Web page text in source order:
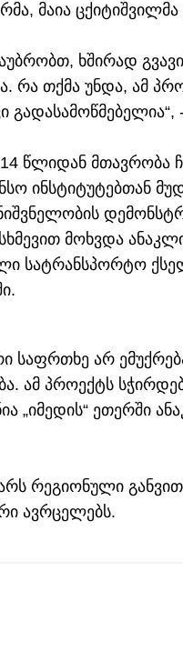
მაია ცქიტიშვილმა
ხშირად
რა თქმა უნდა, ამ
გადასამოწმებელია“,
წლიდან მთავრობა
ინსტიტუტებთან
მოხვდა
სატრანსპორტო
საფრთხე არ
ამ პროექტს
„იმედის“ ეთერში
რეგიონული
ავრცელებს.